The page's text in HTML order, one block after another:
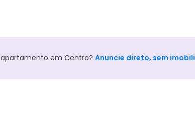
apartamento em Centro? Anuncie direto, sem